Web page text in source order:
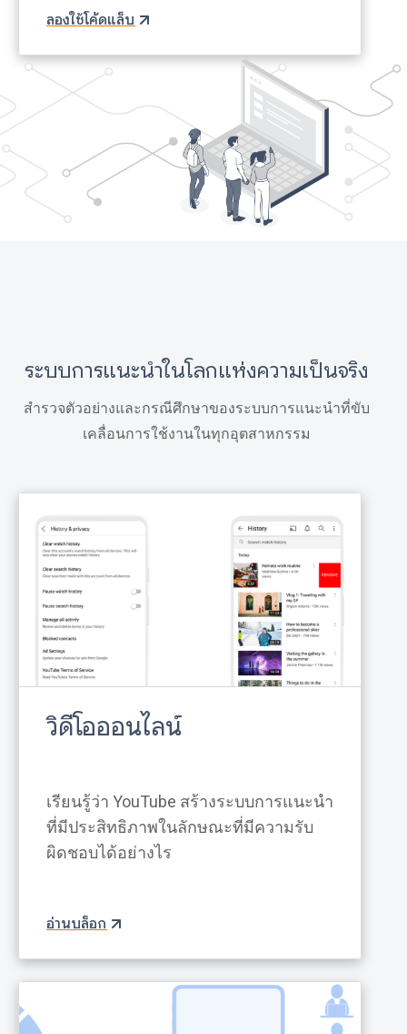
ลองใช้โค้ดแล็บ
ระบบการแนะนำในโลกแห่งความเป็นจริง
สำรวจตัวอย่างและกรณีศึกษาของระบบการแนะนำที่ขับ
เคลื่อนการใช้งานในทุกอุตสาหกรรม
วิดีโอออนไลน์
เรียนรู้ว่า YouTube สร้างระบบการแนะนำ
ที่มีประสิทธิภาพในลักษณะที่มีความรับ
ผิดชอบได้อย่างไร
อ่านบล็อก